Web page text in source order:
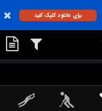
برای دانلود کلیک کنید